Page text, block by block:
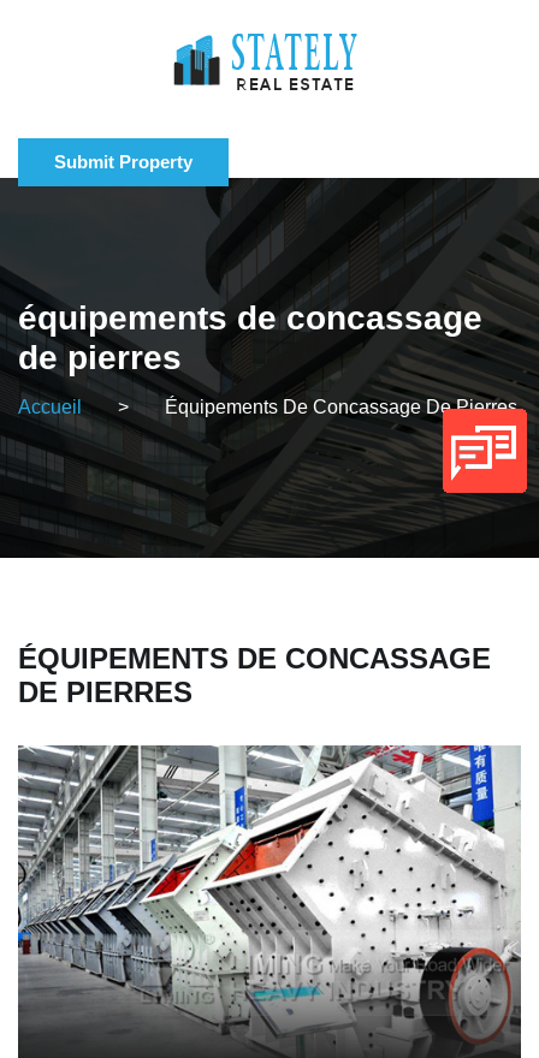
Submit Property
équipements de concassage
de pierres
Accueil > Équipements De Concassage De Pierres
ÉQUIPEMENTS DE CONCASSAGE
DE PIERRES